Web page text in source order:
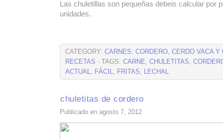
Las chuletillas son pequeñas debeis calcular por
unidades.
CATEGORY: CARNES: CORDERO, CERDO VACA Y
RECETAS · TAGS: CARNE, CHULETITAS,
ACTUAL, FÁCIL, FRITAS, LECHAL
chuletitas de cordero
Publicado en agosto 7, 2012